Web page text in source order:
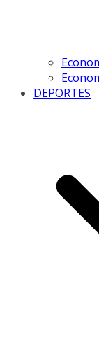
DEPORTES